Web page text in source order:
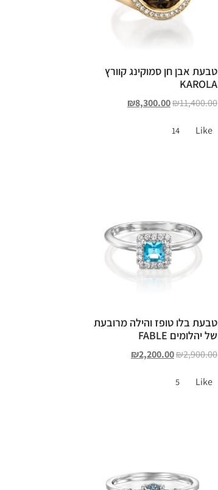
טבעת אבן חן סמוקינג קוורץ
KAROLA
₪11,400.00
₪8,300.00
Like
14
טבעת בלו טופז והילה מרובעת
של יהלומים FABLE
₪2,900.00
₪2,200.00
Like
5